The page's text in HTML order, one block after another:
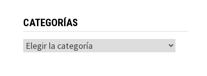
CATEGORÍAS
Categorías